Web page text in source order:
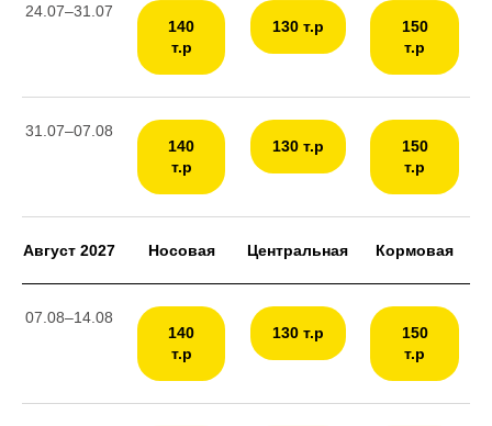
24.07–31.07
140
т.р
130 т.р
150
т.р
31.07–07.08
140
т.р
130 т.р
150
т.р
Август 2027 Носовая Центральная Кормовая
07.08–14.08
140
т.р
130 т.р
150
т.р